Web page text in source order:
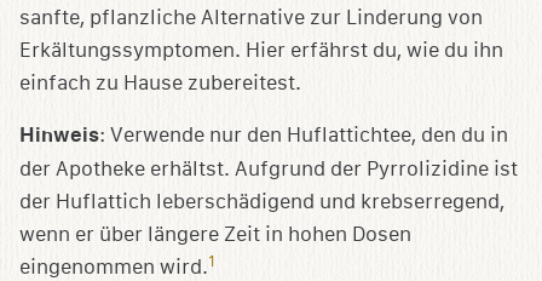
sanfte, pflanzliche Alternative zur Linderung von
Erkältungssymptomen. Hier erfährst du, wie du ihn
einfach zu Hause zubereitest.
Hinweis: Verwende nur den Huflattichtee, den du in
der Apotheke erhältst. Aufgrund der Pyrrolizidine ist
der Huflattich leberschädigend und krebserregend,
wenn er über längere Zeit in hohen Dosen
eingenommen wird.1